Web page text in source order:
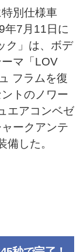
別仕様車
年7月11日に
ク」は、ボデ
マ「LOV
フラムを復
トのノワー
エアコンベゼ
ークアンテ
した。